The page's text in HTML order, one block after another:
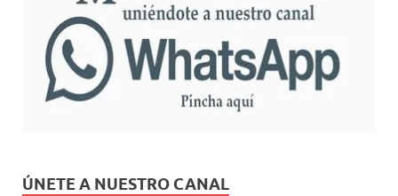
ÚNETE A NUESTRO CANAL